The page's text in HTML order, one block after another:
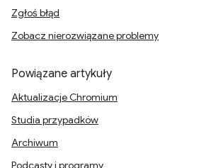
Zgłoś błąd
Zobacz nierozwiązane problemy
Powiązane artykuły
Aktualizacje Chromium
Studia przypadków
Archiwum
Podcasty i programy